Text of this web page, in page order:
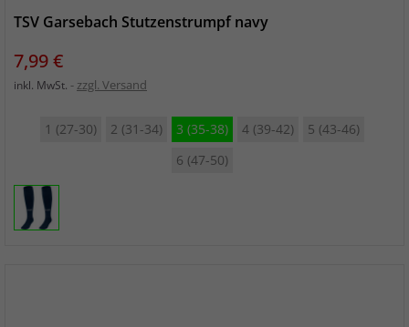
TSV Garsebach Stutzenstrumpf navy
Preis
7,99 €
inkl. MwSt. zzgl. Versand
1 (27-30) 2 (31-34) 3 (35-38) 4 (39-42)
5 (43-46)
6 (47-50)